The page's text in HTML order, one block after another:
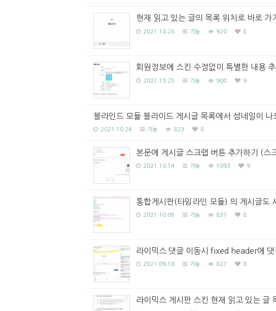
현재 읽고 있는 글의 목록 위치로 바로 가
2021.10.28 기능 920 8
회원정보에 스킨 수정없이 특별한 내용
2021.10.25 기능 900 9
블라인드 모듈 블라이드 게시글 목록에서 섬네일이
2021.10.24 기능 823 8
본문에 게시글 스크랩 버튼 추가하기 (스
2021.10.14 기능 1093 9
통합게시판(타임라인 모듈) 의 게시글도
2021.10.05 기능 837 8
라이믹스 댓글 이동시 fixed header에 댓
2021.09.18 기능 827 8
라이믹스 게시판 스킨 현재 읽고 있는 글